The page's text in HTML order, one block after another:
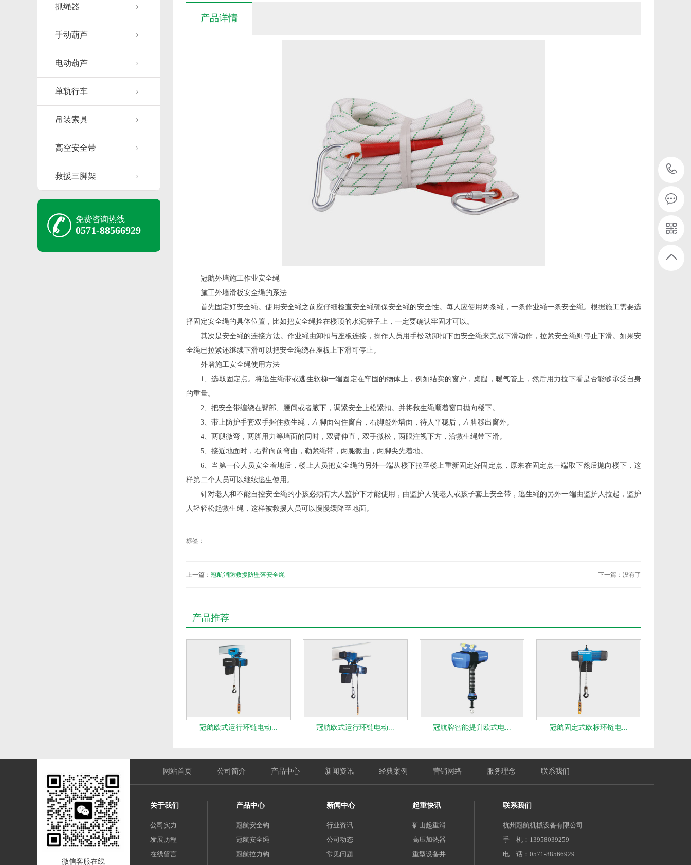
抓绳器
手动葫芦
电动葫芦
单轨行车
吊装索具
高空安全带
救援三脚架
免费咨询热线
0571-88566929
产品详情
冠航外墙施工作业安全绳
施工外墙滑板安全绳的系法
首先固定好安全绳。使用安全绳之前应仔细检查安全绳确保安全绳的安全性。每人应使用两条绳，一条作业绳一条安全绳。根据施工需要选
择固定安全绳的具体位置，比如把安全绳拴在楼顶的水泥桩子上，一定要确认牢固才可以。
其次是安全绳的连接方法。作业绳由卸扣与座板连接，操作人员用手松动卸扣下面安全绳来完成下滑动作，拉紧安全绳则停止下滑。如果安
全绳已拉紧还继续下滑可以把安全绳绕在座板上下滑可停止。
外墙施工安全绳使用方法
1、选取固定点。将逃生绳带或逃生软梯一端固定在牢固的物体上，例如结实的窗户，桌腿，暖气管上，然后用力拉下看是否能够承受自身
的重量。
2、把安全带缠绕在臀部、腰间或者腋下，调紧安全上松紧扣。并将救生绳顺着窗口抛向楼下。
3、带上防护手套双手握住救生绳，左脚面勾住窗台，右脚蹬外墙面，待人平稳后，左脚移出窗外。
4、两腿微弯，两脚用力等墙面的同时，双臂伸直，双手微松，两眼注视下方，沿救生绳带下滑。
5、接近地面时，右臂向前弯曲，勒紧绳带，两腿微曲，两脚尖先着地。
6、当第一位人员安全着地后，楼上人员把安全绳的另外一端从楼下拉至楼上重新固定好固定点，原来在固定点一端取下然后抛向楼下，这
样第二个人员可以继续逃生使用。
针对老人和不能自控安全绳的小孩必须有大人监护下才能使用，由监护人使老人或孩子套上安全带，逃生绳的另外一端由监护人拉起，监护
人轻轻松起救生绳，这样被救援人员可以慢慢缓降至地面。
标签：
上一篇： 冠航消防救援防坠落安全绳 下一篇：没有了
产品推荐
冠航欧式运行环链电动... 冠航欧式运行环链电动... 冠航牌智能提升欧式电... 冠航固定式欧标环链电...
微信客服在线
网站首页 公司简介 产品中心 新闻资讯 经典案例 营销网络 服务理念 联系我们
关于我们
公司实力
发展历程
在线留言
产品中心
冠航安全钩
冠航安全绳
冠航拉力钩
新闻中心
行业资讯
公司动态
常见问题
起重快讯
矿山起重滑
高压加热器
重型设备井
联系我们
杭州冠航机械设备有限公司
手 机：13958039259
电 话：0571-88566929